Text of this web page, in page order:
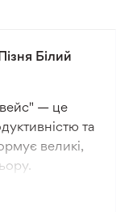
Білий
— це
та
великі,
для